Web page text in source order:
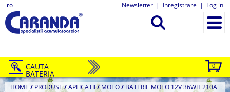
ro Newsletter | Inregistrare | Log in
0
CAUTA
BATERIA
HOME / PRODUSE/APLICATII/MOTO/ BATERIE MOTO 12V 36WH 210A